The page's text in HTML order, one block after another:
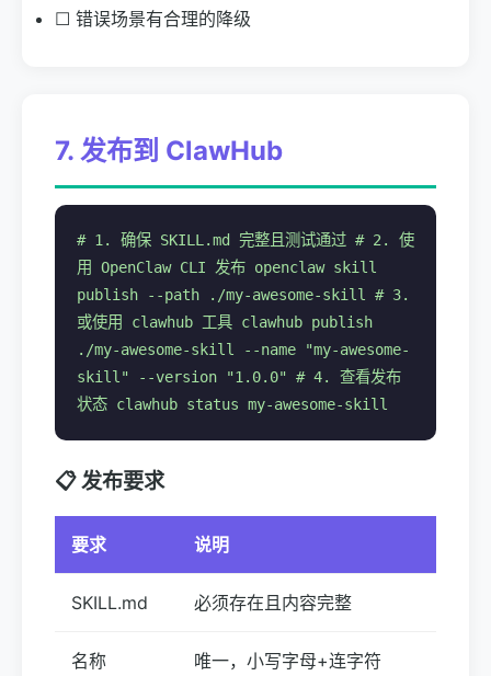
☐ 错误场景有合理的降级
7. 发布到 ClawHub
# 1. 确保 SKILL.md 完整且测试通过 # 2. 使
用 OpenClaw CLI 发布 openclaw skill
publish --path ./my-awesome-skill # 3.
或使用 clawhub 工具 clawhub publish
./my-awesome-skill --name "my-awesome-
skill" --version "1.0.0" # 4. 查看发布
状态 clawhub status my-awesome-skill
📋 发布要求
要求 说明
SKILL.md 必须存在且内容完整
名称 唯一，小写字母+连字符